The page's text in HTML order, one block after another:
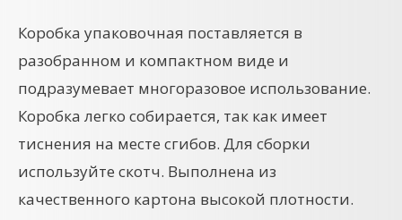
Коробка упаковочная поставляется в
разобранном и компактном виде и
подразумевает многоразовое использование.
Коробка легко собирается, так как имеет
тиснения на месте сгибов. Для сборки
используйте скотч. Выполнена из
качественного картона высокой плотности.